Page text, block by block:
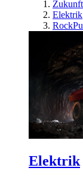
Elektrik
Elektrik